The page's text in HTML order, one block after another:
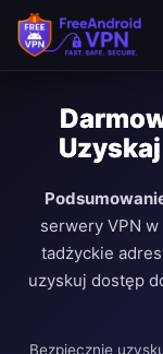
serwery VPN
tadżyckie
uzyskuj dostęp
Bezpiecznie